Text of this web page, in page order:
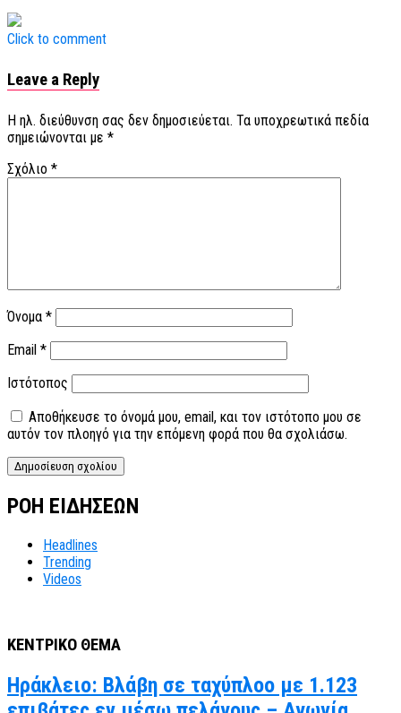
Click to comment
Leave a Reply
Η ηλ. διεύθυνση σας δεν δημοσιεύεται. Τα υποχρεωτικά πεδία
σημειώνονται με *
Σχόλιο *
Όνομα *
Email *
Ιστότοπος
Αποθήκευσε το όνομά μου, email, και τον ιστότοπο μου σε
αυτόν τον πλοηγό για την επόμενη φορά που θα σχολιάσω.
ΡΟΗ ΕΙΔΗΣΕΩΝ
Headlines
Trending
Videos
ΚΕΝΤΡΙΚΟ ΘΕΜΑ
Ηράκλειο: Βλάβη σε ταχύπλοο με 1.123